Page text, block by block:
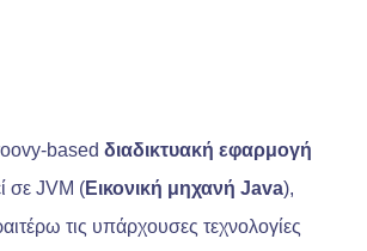
based διαδικτυακή εφαρμογή
σε JVM (Εικονική μηχανή Java),
τις υπάρχουσες τεχνολογίες